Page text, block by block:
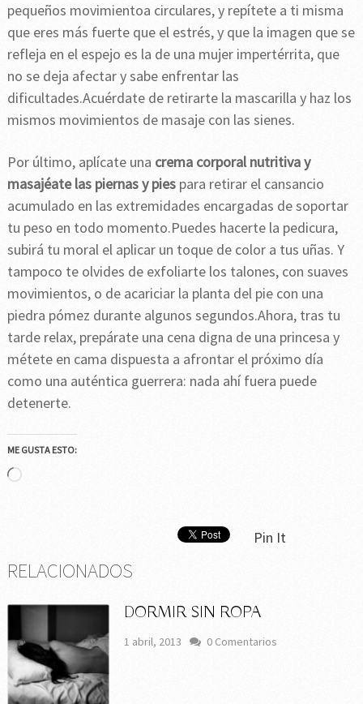
pequeños movimientoa circulares, y repítete a ti misma
que eres más fuerte que el estrés, y que la imagen que se
refleja en el espejo es la de una mujer impertérrita, que
no se deja afectar y sabe enfrentar las
dificultades.Acuérdate de retirarte la mascarilla y haz los
mismos movimientos de masaje con las sienes.
Por último, aplícate una crema corporal nutritiva y
masajéate las piernas y piespara retirar el cansancio
acumulado en las extremidades encargadas de soportar
tu peso en todo momento.Puedes hacerte la pedicura,
subirá tu moral el aplicar un toque de color a tus uñas. Y
tampoco te olvides de exfoliarte los talones, con suaves
movimientos, o de acariciar la planta del pie con una
piedra pómez durante algunos segundos.Ahora, tras tu
tarde relax, prepárate una cena digna de una princesa y
métete en cama dispuesta a afrontar el próximo día
como una auténtica guerrera: nada ahí fuera puede
detenerte.
ME GUSTA ESTO:
Cargando...
Pin It
RELACIONADOS
DORMIR SIN ROPA
1 abril, 2013 0 Comentarios